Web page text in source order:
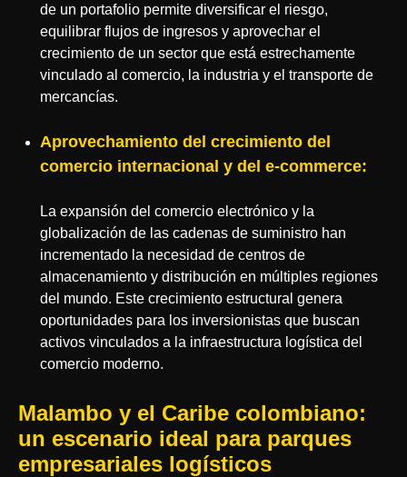
de un portafolio permite diversificar el riesgo,
equilibrar flujos de ingresos y aprovechar el
crecimiento de un sector que está estrechamente
vinculado al comercio, la industria y el transporte de
mercancías.
Aprovechamiento del crecimiento del
comercio internacional y del e-commerce:
La expansión del comercio electrónico y la
globalización de las cadenas de suministro han
incrementado la necesidad de centros de
almacenamiento y distribución en múltiples regiones
del mundo. Este crecimiento estructural genera
oportunidades para los inversionistas que buscan
activos vinculados a la infraestructura logística del
comercio moderno.
Malambo y el Caribe colombiano:
un escenario ideal para parques
empresariales logísticos